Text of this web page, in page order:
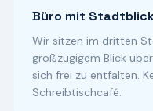
Büro mit
Wir sitzen im dritten
großzügigem Blick
sich frei zu entfalten.
Schreibtischcafé.